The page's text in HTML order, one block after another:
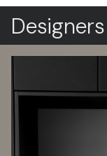
Designers